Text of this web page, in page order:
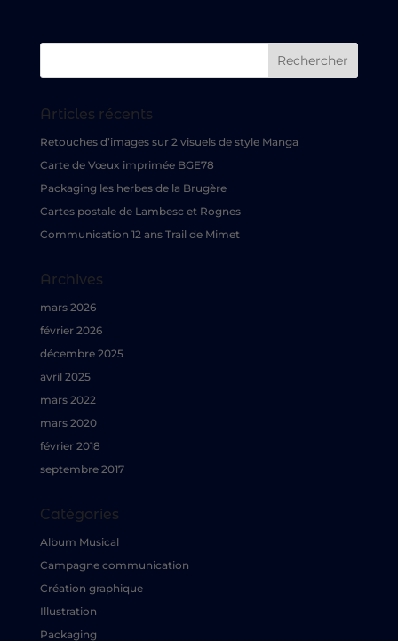
Articles récents
Retouches d’images sur 2 visuels de style Manga
Carte de Vœux imprimée BGE78
Packaging les herbes de la Brugère
Cartes postale de Lambesc et Rognes
Communication 12 ans Trail de Mimet
Archives
mars 2026
février 2026
décembre 2025
avril 2025
mars 2022
mars 2020
février 2018
septembre 2017
Catégories
Album Musical
Campagne communication
Création graphique
Illustration
Packaging